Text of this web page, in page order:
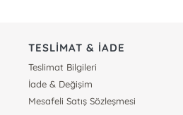
TESLİMAT & İADE
Teslimat Bilgileri
İade & Değişim
Mesafeli Satış Sözleşmesi